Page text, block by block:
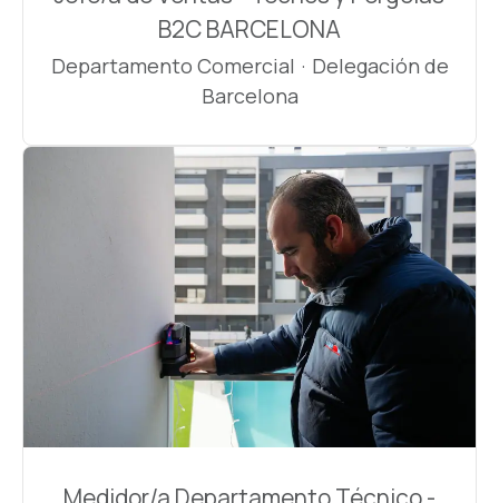
B2C BARCELONA
Departamento Comercial · Delegación de
Barcelona